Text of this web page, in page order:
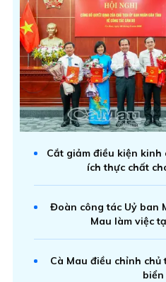
Cắt giảm điều kiện
ích thực chất
Đoàn công tác Uỷ ban
Mau làm việc
Cà Mau điều chỉnh